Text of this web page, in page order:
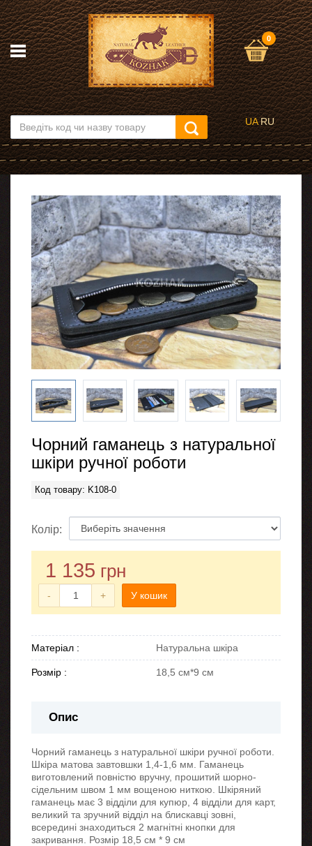
0
UA RU
Чорний гаманець з натуральної
шкіри ручної роботи
Код товару: K108-0
Колір:
1 135 грн
- + У кошик
Матеріал : Натуральна шкіра
Розмір : 18,5 см*9 см
Опис
Чорний гаманець з натуральної шкіри ручної роботи.
Шкіра матова завтовшки 1,4-1,6 мм. Гаманець
виготовлений повністю вручну, прошитий шорно-
сідельним швом 1 мм вощеною ниткою. Шкіряний
гаманець має 3 відділи для купюр, 4 відділи для карт,
великий та зручний відділ на блискавці зовні,
всередині знаходиться 2 магнітні кнопки для
закривання. Розмір 18,5 см * 9 см